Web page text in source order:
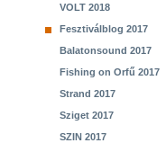
VOLT 2018
Fesztiválblog 2017
Balatonsound 2017
Fishing on Orfű 2017
Strand 2017
Sziget 2017
SZIN 2017